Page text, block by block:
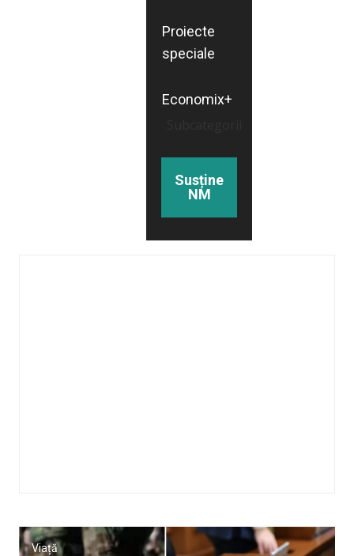
Proiecte
speciale
Economix+
Susține
NM
Viață